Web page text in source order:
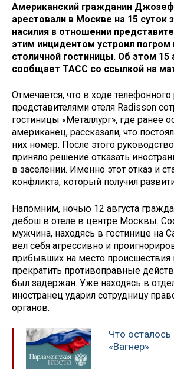
Американский гражданин Джозеф
арестовали в Москве на 15 суток
насилия в отношении
этим инцидентом устроил погром
столичной гостиницы. Об этом 15
сообщает ТАСС со ссылкой на
Отмечается, что в ходе телефонного
представителями отеля Radisson
гостиницы «Металлург», где ранее
американец, рассказали, что
них номер. После этого
приняло решение отказать
в заселении. Именно этот отказ и
конфликта, который получил
Напомним, ночью 12 августа
дебош в отеле в центре Москвы.
мужчина, находясь в гостинице на
вел себя агрессивно и
прибывших на место происшествия
прекратить противоправные
был задержан. Уже находясь в
иностранец ударил сотрудницу
органов.
Что
«Вагнер»